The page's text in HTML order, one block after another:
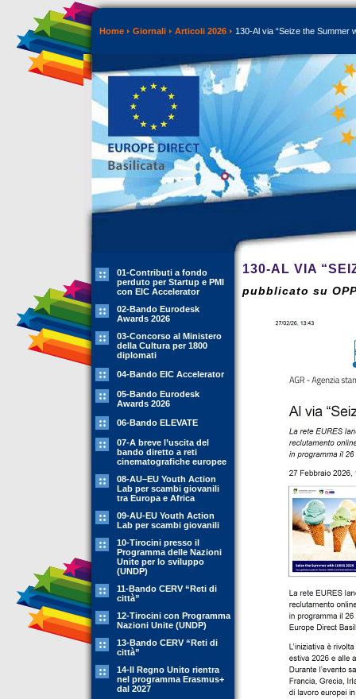
Home Giornali Articoli 2026 130-Al via “Seize the Summer
01-Contributi a fondo
perduto per Startup e PMI
con EIC Accelerator
02-Bando Eurodesk
Awards 2026
03-Concorso al Ministero
della Cultura per 1800
diplomati
04-Bando EIC Accelerator
05-Bando Eurodesk
Awards 2026
06-Bando ELEVATE
07-A breve l’uscita del
bando diretto a reti
cinematografiche europee
08-AU–EU Youth Action
Lab per scambi giovanili
tra Europa e Africa
09-AU-EU Youth Action
Lab per scambi giovanili
10-Tirocini presso il
Programma delle Nazioni
Unite per lo sviluppo
(UNDP)
11-Bando CERV “Reti di
città”
12-Tirocini con Programma
Nazioni Unite (UNDP)
13-Bando CERV “Reti di
città”
14-Il Regno Unito rientra
nel programma Erasmus+
dal 2027
130-AL VIA
pubblicato su